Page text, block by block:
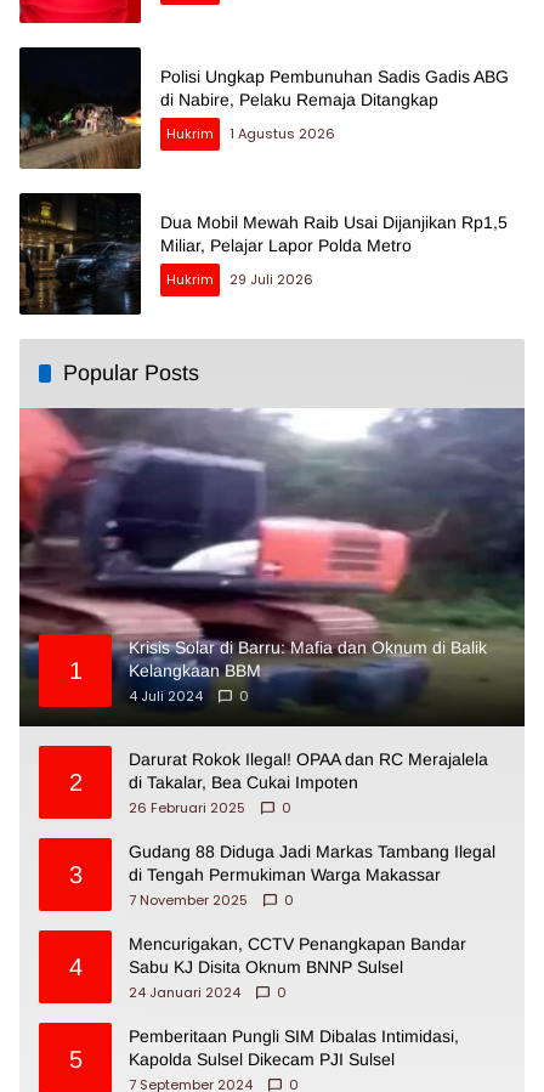
Polisi Ungkap Pembunuhan Sadis Gadis ABG
di Nabire, Pelaku Remaja Ditangkap
Hukrim
1 Agustus 2026
Dua Mobil Mewah Raib Usai Dijanjikan Rp1,5
Miliar, Pelajar Lapor Polda Metro
Hukrim
29 Juli 2026
Popular Posts
1
Krisis Solar di Barru: Mafia dan Oknum di Balik
Kelangkaan BBM
4 Juli 2024
0
2
Darurat Rokok Ilegal! OPAA dan RC Merajalela
di Takalar, Bea Cukai Impoten
26 Februari 2025
0
3
Gudang 88 Diduga Jadi Markas Tambang Ilegal
di Tengah Permukiman Warga Makassar
7 November 2025
0
4
Mencurigakan, CCTV Penangkapan Bandar
Sabu KJ Disita Oknum BNNP Sulsel
24 Januari 2024
0
5
Pemberitaan Pungli SIM Dibalas Intimidasi,
Kapolda Sulsel Dikecam PJI Sulsel
7 September 2024
0